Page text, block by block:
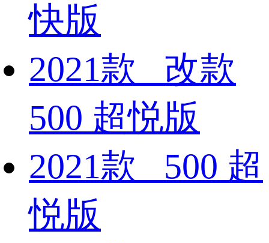
快版
2021款 改款
500 超悦版
2021款 500 超
悦版